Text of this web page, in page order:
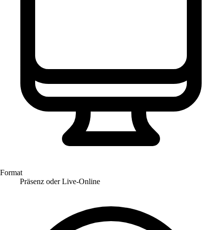
Format
Präsenz oder Live-Online